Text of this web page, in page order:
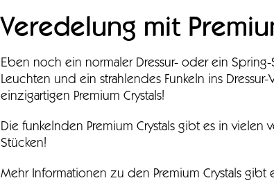
Veredelung mit
Eben noch ein normaler Dressur- oder ein
Leuchten und ein strahlendes Funkeln ins
einzigartigen Premium Crystals!
Die funkelnden Premium Crystals gibt es in
Stücken!
Mehr Informationen zu den Premium Crystals gibt